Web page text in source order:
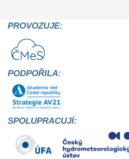
PROVOZUJE:
PODPOŘILA:
SPOLUPRACUJÍ: